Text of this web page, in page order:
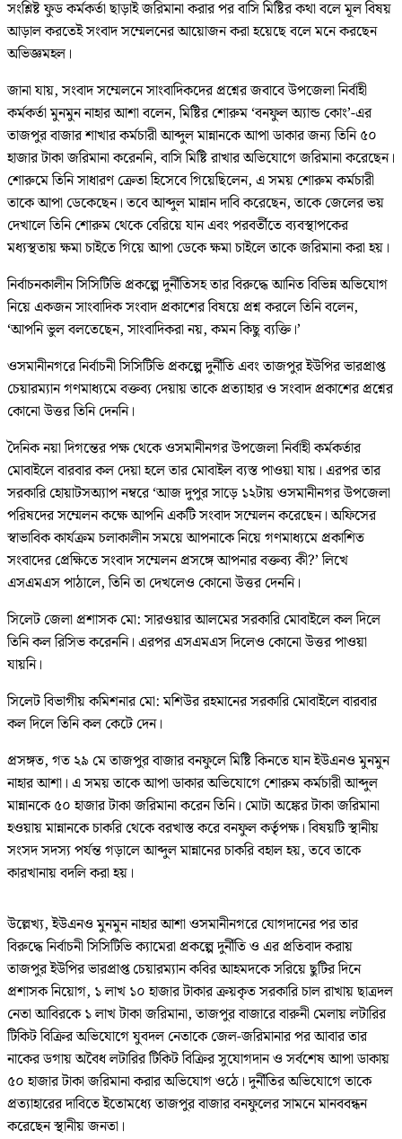
সংশ্লিষ্ট ফুড কর্মকর্তা ছাড়াই জরিমানা করার পর বাসি মিষ্টির কথা বলে মূল বিষয়
আড়াল করতেই সংবাদ সম্মেলনের আয়োজন করা হয়েছে বলে মনে করছেন
অভিজ্ঞমহল।
জানা যায়, সংবাদ সম্মেলনে সাংবাদিকদের প্রশ্নের জবাবে উপজেলা নির্বাহী
কর্মকর্তা মুনমুন নাহার আশা বলেন, মিষ্টির শোরুম ‘বনফুল অ্যান্ড কোং’-এর
তাজপুর বাজার শাখার কর্মচারী আব্দুল মান্নানকে আপা ডাকার জন্য তিনি ৫০
হাজার টাকা জরিমানা করেননি, বাসি মিষ্টি রাখার অভিযোগে জরিমানা করেছেন।
শোরুমে তিনি সাধারণ ক্রেতা হিসেবে গিয়েছিলেন, এ সময় শোরুম কর্মচারী
তাকে আপা ডেকেছেন। তবে আব্দুল মান্নান দাবি করেছেন, তাকে জেলের ভয়
দেখালে তিনি শোরুম থেকে বেরিয়ে যান এবং পরবর্তীতে ব্যবস্থাপকের
মধ্যস্থতায় ক্ষমা চাইতে গিয়ে আপা ডেকে ক্ষমা চাইলে তাকে জরিমানা করা হয়।
নির্বাচনকালীন সিসিটিভি প্রকল্পে দুর্নীতিসহ তার বিরুদ্ধে আনিত বিভিন্ন অভিযোগ
নিয়ে একজন সাংবাদিক সংবাদ প্রকাশের বিষয়ে প্রশ্ন করলে তিনি বলেন,
‘আপনি ভুল বলতেছেন, সাংবাদিকরা নয়, কমন কিছু ব্যক্তি।’
ওসমানীনগরে নির্বাচনী সিসিটিভি প্রকল্পে দুর্নীতি এবং তাজপুর ইউপির ভারপ্রাপ্ত
চেয়ারম্যান গণমাধ্যমে বক্তব্য দেয়ায় তাকে প্রত্যাহার ও সংবাদ প্রকাশের প্রশ্নের
কোনো উত্তর তিনি দেননি।
দৈনিক নয়া দিগন্তের পক্ষ থেকে ওসমানীনগর উপজেলা নির্বাহী কর্মকর্তার
মোবাইলে বারবার কল দেয়া হলে তার মোবাইল ব্যস্ত পাওয়া যায়। এরপর তার
সরকারি হোয়াটসঅ্যাপ নম্বরে ‘আজ দুপুর সাড়ে ১২টায় ওসমানীনগর উপজেলা
পরিষদের সম্মেলন কক্ষে আপনি একটি সংবাদ সম্মেলন করেছেন। অফিসের
স্বাভাবিক কার্যক্রম চলাকালীন সময়ে আপনাকে নিয়ে গণমাধ্যমে প্রকাশিত
সংবাদের প্রেক্ষিতে সংবাদ সম্মেলন প্রসঙ্গে আপনার বক্তব্য কী?’ লিখে
এসএমএস পাঠালে, তিনি তা দেখলেও কোনো উত্তর দেননি।
সিলেট জেলা প্রশাসক মো: সারওয়ার আলমের সরকারি মোবাইলে কল দিলে
তিনি কল রিসিভ করেননি। এরপর এসএমএস দিলেও কোনো উত্তর পাওয়া
যায়নি।
সিলেট বিভাগীয় কমিশনার মো: মশিউর রহমানের সরকারি মোবাইলে বারবার
কল দিলে তিনি কল কেটে দেন।
প্রসঙ্গত, গত ২৯ মে তাজপুর বাজার বনফুলে মিষ্টি কিনতে যান ইউএনও মুনমুন
নাহার আশা। এ সময় তাকে আপা ডাকার অভিযোগে শোরুম কর্মচারী আব্দুল
মান্নানকে ৫০ হাজার টাকা জরিমানা করেন তিনি। মোটা অঙ্কের টাকা জরিমানা
হওয়ায় মান্নানকে চাকরি থেকে বরখাস্ত করে বনফুল কর্তৃপক্ষ। বিষয়টি স্থানীয়
সংসদ সদস্য পর্যন্ত গড়ালে আব্দুল মান্নানের চাকরি বহাল হয়, তবে তাকে
কারখানায় বদলি করা হয়।
উল্লেখ্য, ইউএনও মুনমুন নাহার আশা ওসমানীনগরে যোগদানের পর তার
বিরুদ্ধে নির্বাচনী সিসিটিভি ক্যামেরা প্রকল্পে দুর্নীতি ও এর প্রতিবাদ করায়
তাজপুর ইউপির ভারপ্রাপ্ত চেয়ারম্যান কবির আহমদকে সরিয়ে ছুটির দিনে
প্রশাসক নিয়োগ, ১ লাখ ১০ হাজার টাকার ক্রয়কৃত সরকারি চাল রাখায় ছাত্রদল
নেতা আবিরকে ১ লাখ টাকা জরিমানা, তাজপুর বাজারে বারুনী মেলায় লটারির
টিকিট বিক্রির অভিযোগে যুবদল নেতাকে জেল-জরিমানার পর আবার তার
নাকের ডগায় অবৈধ লটারির টিকিট বিক্রির সুযোগদান ও সর্বশেষ আপা ডাকায়
৫০ হাজার টাকা জরিমানা করার অভিযোগ ওঠে। দুর্নীতির অভিযোগে তাকে
প্রত্যাহারের দাবিতে ইতোমধ্যে তাজপুর বাজার বনফুলের সামনে মানববন্ধন
করেছেন স্থানীয় জনতা।